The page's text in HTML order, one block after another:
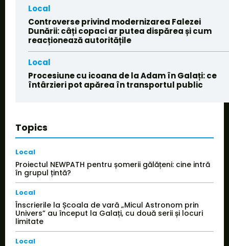
Local
Controverse privind modernizarea Falezei
Dunării: câți copaci ar putea dispărea și cum
reacționează autoritățile
Local
Procesiune cu icoana de la Adam în Galați: ce
întârzieri pot apărea în transportul public
Topics
Local
Proiectul NEWPATH pentru șomerii gălățeni: cine intră
în grupul țintă?
Local
Înscrierile la Școala de vară „Micul Astronom prin
Univers” au început la Galați, cu două serii și locuri
limitate
Local